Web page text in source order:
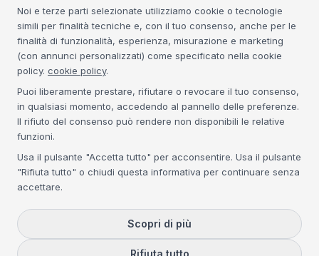
Insight sulla sicurezza IT e novità dal mondo MSP.
Iscriviti
Iscrivendoti accetti laPrivacy Policy
CERTIFICAZIONI
Acronis Platinum
©2026Kubee S.r.l. — P.IVA IT04134300271 — REA VE-368395 — Cap.
Soc. € 50.000 i.v. —Tutti i diritti riservati.
Noi e terze parti selezionate utilizziamo cookie o tecnologie
simili per finalità tecniche e, con il tuo consenso, anche per le
finalità di funzionalità, esperienza, misurazione e marketing
(con annunci personalizzati) come specificato nella cookie
policy. cookie policy.
Puoi liberamente prestare, rifiutare o revocare il tuo consenso,
in qualsiasi momento, accedendo al pannello delle preferenze.
Il rifiuto del consenso può rendere non disponibili le relative
funzioni.
Usa il pulsante "Accetta tutto" per acconsentire. Usa il pulsante
"Rifiuta tutto" o chiudi questa informativa per continuare senza
accettare.
Scopri di più
Rifiuta tutto